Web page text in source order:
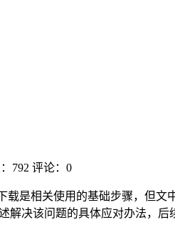
792 评论：0
载是相关使用的基础步骤，但
决该问题的具体应对办法，